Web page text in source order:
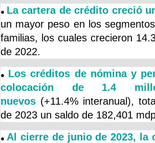
● La cartera de crédito creció
un mayor peso en los
familias, los cuales crecieron
de 2022.
● Los créditos de nómina y
colocación de 1.4
nuevos (+11.4% interanual),
de 2023 un saldo de 182,401
● Al cierre de junio de 2023, la